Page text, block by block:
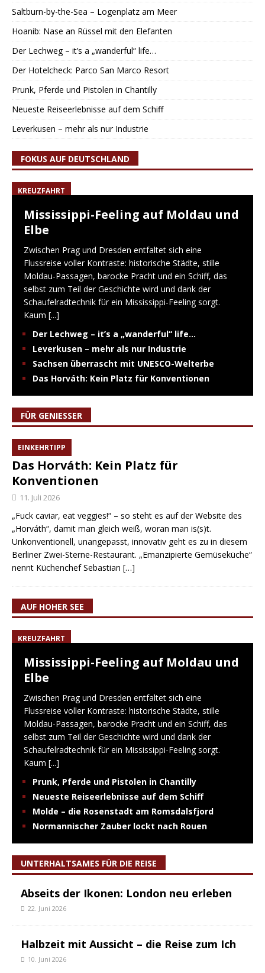
Saltburn-by-the-Sea – Logenplatz am Meer
Hoanib: Nase an Rüssel mit den Elefanten
Der Lechweg – it’s a „wanderful“ life…
Der Hotelcheck: Parco San Marco Resort
Prunk, Pferde und Pistolen in Chantilly
Neueste Reiseerlebnisse auf dem Schiff
Leverkusen – mehr als nur Industrie
FOKUS AUF DEUTSCHLAND
KREUZFAHRT
Mississippi-Feeling auf Moldau und
Elbe
Zwischen Prag und Dresden entfaltet sich eine
Flussreise voller Kontraste: historische Städte, stille
Moldau-Passagen, barocke Pracht und ein Schiff, das
selbst zum Teil der Geschichte wird und dank der
Schaufelradtechnik für ein Mississippi-Feeling sorgt.
Kaum [...]
Der Lechweg – it’s a „wanderful“ life…
Leverkusen – mehr als nur Industrie
Sachsen überrascht mit UNESCO-Welterbe
Das Horváth: Kein Platz für Konventionen
FÜR GENIESSER
EINKEHRTIPP
Das Horváth: Kein Platz für
Konventionen
11. Juli 2026
„Fuck caviar, eat veggies!“ – so steht es auf der Website des
„Horváth“, damit man gleich weiß, woran man is(s)t.
Unkonventionell, unangepasst, innovativ geht es zu in diesem
Berliner Zwei-Sterne-Restaurant. „Emanzipierte Gemüseküche“
nennt Küchenchef Sebastian […]
AUF HOHER SEE
KREUZFAHRT
Mississippi-Feeling auf Moldau und
Elbe
Zwischen Prag und Dresden entfaltet sich eine
Flussreise voller Kontraste: historische Städte, stille
Moldau-Passagen, barocke Pracht und ein Schiff, das
selbst zum Teil der Geschichte wird und dank der
Schaufelradtechnik für ein Mississippi-Feeling sorgt.
Kaum [...]
Prunk, Pferde und Pistolen in Chantilly
Neueste Reiseerlebnisse auf dem Schiff
Molde – die Rosenstadt am Romsdalsfjord
Normannischer Zauber lockt nach Rouen
UNTERHALTSAMES FÜR DIE REISE
Abseits der Ikonen: London neu erleben
22. Juni 2026
Halbzeit mit Aussicht – die Reise zum Ich
10. Juni 2026